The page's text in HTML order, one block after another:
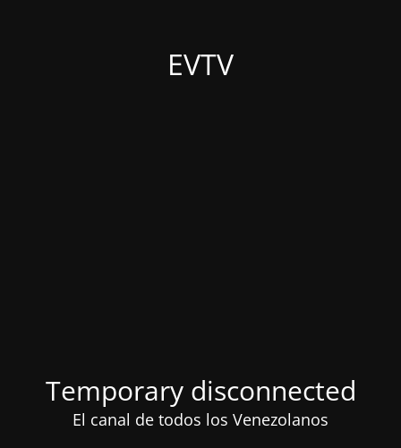
EVTV
Temporary disconnected
El canal de todos los Venezolanos